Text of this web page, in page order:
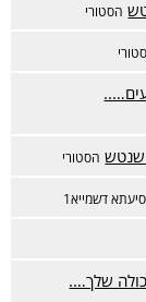
הסטורי
שנטש הסטורי
סיעתא דשמייא1
שלך….